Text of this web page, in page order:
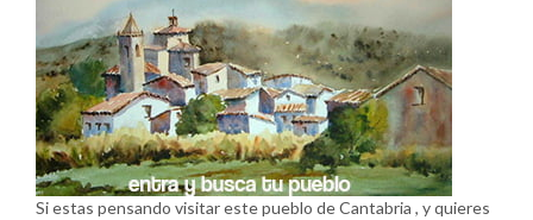
Si estas pensando visitar este pueblo de Cantabria , y quieres